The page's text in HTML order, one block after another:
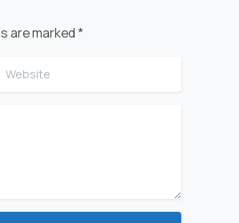
are marked *
Website